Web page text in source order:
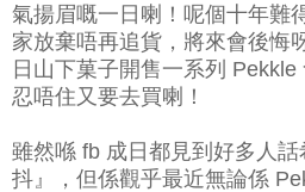
氣揚眉嘅一日喇！呢個十年難
家放棄唔再追貨，將來會後悔
日山下菓子開售一系列
忍唔住又要去買喇！
雖然喺 fb 成日都見到好多人
抖』，但係觀乎最近無論係